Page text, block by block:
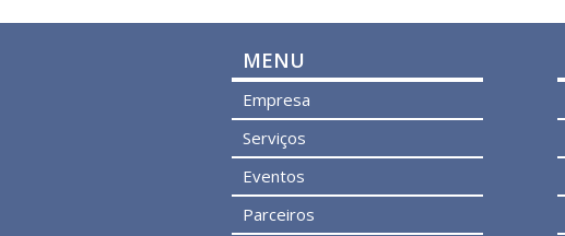
MENU
Empresa
Serviços
Eventos
Parceiros